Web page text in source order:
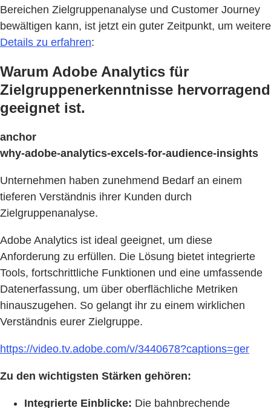
Bereichen Zielgruppenanalyse und Customer Journey
bewältigen kann, ist jetzt ein guter Zeitpunkt, um weitere
Details zu erfahren:
Warum Adobe Analytics für
Zielgruppenerkenntnisse hervorragend
geeignet ist.
anchor
why-adobe-analytics-excels-for-audience-insights
Unternehmen haben zunehmend Bedarf an einem
tieferen Verständnis ihrer Kunden durch
Zielgruppenanalyse.
Adobe Analytics ist ideal geeignet, um diese
Anforderung zu erfüllen. Die Lösung bietet integrierte
Tools, fortschrittliche Funktionen und eine umfassende
Datenerfassung, um über oberflächliche Metriken
hinauszugehen. So gelangt ihr zu einem wirklichen
Verständnis eurer Zielgruppe.
https://video.tv.adobe.com/v/3440678?captions=ger
Zu den wichtigsten Stärken gehören:
Integrierte Einblicke: Die bahnbrechende